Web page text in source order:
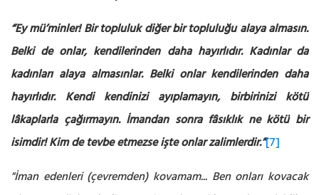
“Ey mü’minler! Bir topluluk diğer bir topluluğu alaya almasın.
Belki de onlar, kendilerinden daha hayırlıdır. Kadınlar da
kadınları alaya almasınlar. Belki onlar kendilerinden daha
hayırlıdır. Kendi kendinizi ayıplamayın, birbirinizi kötü
lâkaplarla çağırmayın. İmandan sonra fâsıklık ne kötü bir
isimdir! Kim de tevbe etmezse işte onlar zalimlerdir.”[7]
"İman edenleri (çevremden) kovamam... Ben onları kovacak